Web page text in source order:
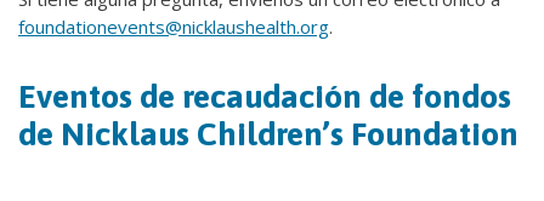
foundationevents@nicklaushealth.org.
Eventos de recaudación de fondos
de Nicklaus Children’s Foundation